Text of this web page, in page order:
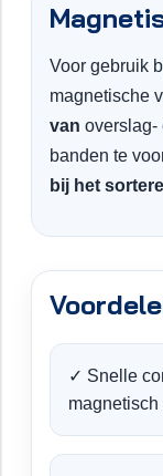
Voor gebruik
magnetische
van overslag-
banden te
bij het
✓ Snelle
magnetisch